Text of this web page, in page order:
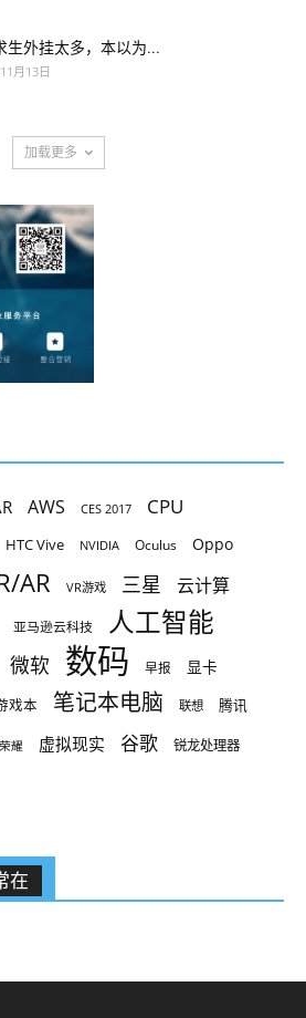
生外挂太多，本以为...
月13日
加载更多
AWS CES 2017 CPU
HTC Vive NVIDIA Oculus Oppo
AR VR游戏 三星 云计算
亚马逊云科技 人工智能
微软 数码 早报 显卡
戏本 笔记本电脑 联想 腾讯
荣耀 虚拟现实 谷歌 锐龙处理器
在